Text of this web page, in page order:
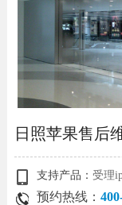
日照苹果售后
支持产品：受理
预约热线：